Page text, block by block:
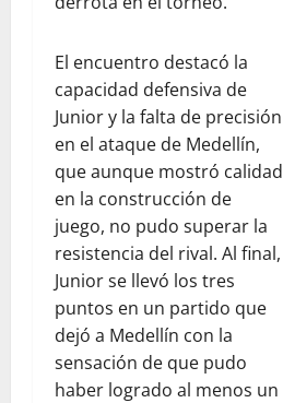
El encuentro destacó la
capacidad defensiva de
Junior y la falta de precisión
en el ataque de Medellín,
que aunque mostró calidad
en la construcción de
juego, no pudo superar la
resistencia del rival. Al final,
Junior se llevó los tres
puntos en un partido que
dejó a Medellín con la
sensación de que pudo
haber logrado al menos un